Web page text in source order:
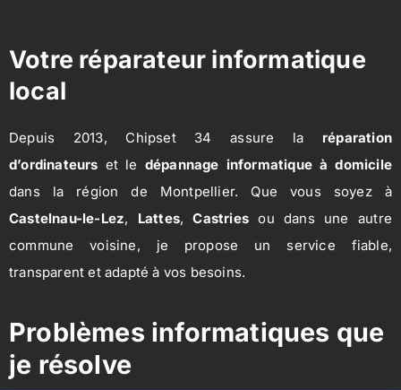
Votre réparateur informatique
local
Depuis 2013, Chipset 34 assure la réparation
d’ordinateurs et le dépannage informatique à domicile
dans la région de Montpellier. Que vous soyez à
Castelnau-le-Lez, Lattes,Castries ou dans une autre
commune voisine, je propose un service fiable,
transparent et adapté à vos besoins.
Problèmes informatiques que
je résolve